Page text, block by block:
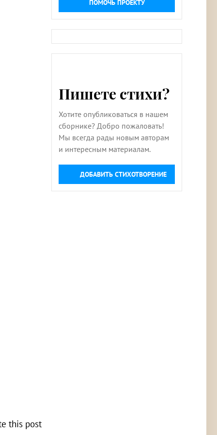
this post
ПОМОЧЬ ПРОЕКТУ
Пишете стихи?
Хотите опубликоваться в нашем
сборнике? Добро пожаловать!
Мы всегда рады новым авторам
и интересным материалам.
ДОБАВИТЬ СТИХОТВОРЕНИЕ